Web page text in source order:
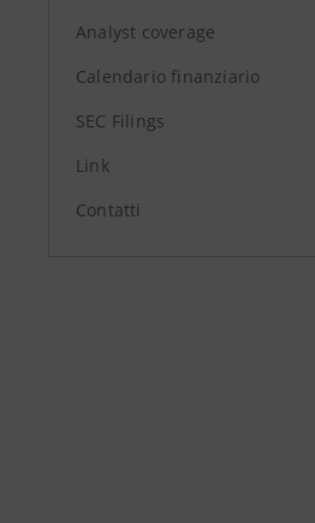
Analyst coverage
Calendario finanziario
SEC Filings
Link
Contatti